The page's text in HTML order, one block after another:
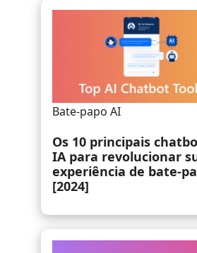
Bate-papo AI
Melhor avaliação do
GPT no AI Chat por
você deve saber